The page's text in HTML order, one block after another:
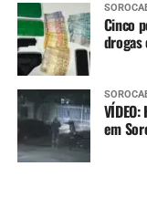
Para mais notícias,
Cinco
drogas
em